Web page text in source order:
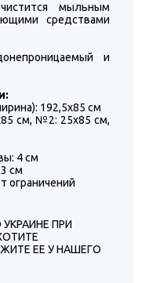
мыльным
средствами
и
192,5х85 см
см, №2: 25х85 см,
4 см
см
ограничений
УКРАИНЕ ПРИ
ЕЕ У НАШЕГО